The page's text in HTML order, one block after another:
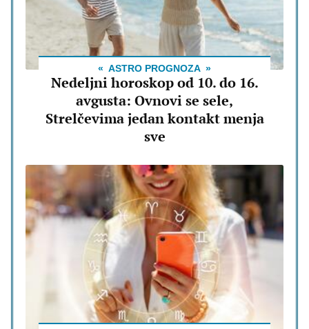
ASTRO PROGNOZA
Nedeljni horoskop od 10. do 16.
avgusta: Ovnovi se sele,
Strelčevima jedan kontakt menja
sve